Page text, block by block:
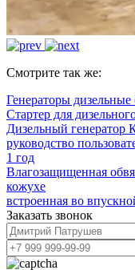
Смотрите так же:
Генераторы
Стартер для
Дизельный генератор
руководство
1 год
Влагозащищенная
кожухе
встроенная во
Заказать звонок